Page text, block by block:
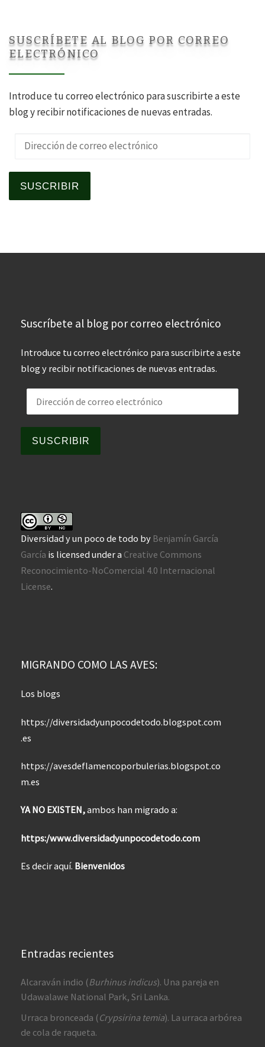
SUSCRÍBETE AL BLOG POR CORREO
ELECTRÓNICO
Introduce tu correo electrónico para suscribirte a este
blog y recibir notificaciones de nuevas entradas.
Dirección de correo electrónico
SUSCRIBIR
Suscríbete al blog por correo electrónico
Introduce tu correo electrónico para suscribirte a este
blog y recibir notificaciones de nuevas entradas.
Dirección de correo electrónico
SUSCRIBIR
Diversidad y un poco de todo by Benjamín García
García is licensed under a Creative Commons
Reconocimiento-NoComercial 4.0 Internacional
License.
MIGRANDO COMO LAS AVES:
Los blogs
https://diversidadyunpocodetodo.blogspot.com
.es
https://avesdeflamencoporbulerias.blogspot.co
m.es
YA NO EXISTEN,ambos han migrado a:
https:/www.diversidadyunpocodetodo.com
Es decir aquí. Bienvenidos
Entradas recientes
Alcaraván indio (Burhinus indicus). Una pareja en
Udawalawe National Park, Sri Lanka.
Urraca bronceada (Crypsirina temia). La urraca arbórea
de cola de raqueta.